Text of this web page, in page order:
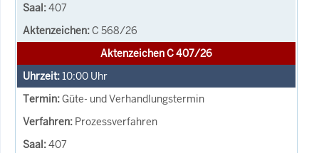
407
C 568/26
Aktenzeichen C 407/26
10:00 Uhr
Güte- und Verhandlungstermin
Prozessverfahren
407